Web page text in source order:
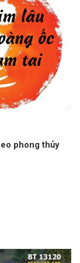
phong thủy